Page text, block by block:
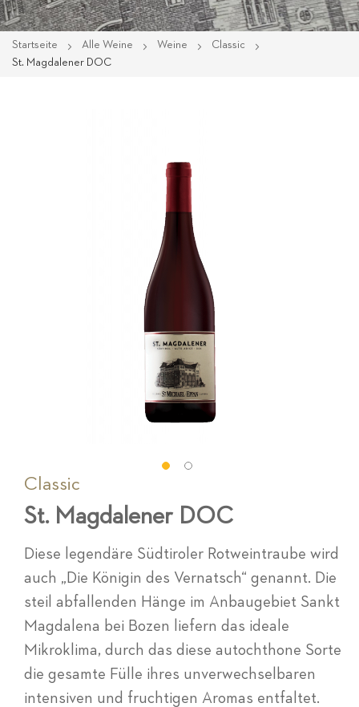
Startseite Alle Weine Weine
Classic
St. Magdalener DOC
Classic
St. Magdalener DOC
Diese legendäre Südtiroler Rotweintraube wird
auch „Die Königin des Vernatsch“ genannt. Die
steil abfallenden Hänge im Anbaugebiet Sankt
Magdalena bei Bozen liefern das ideale
Mikroklima, durch das diese autochthone Sorte
die gesamte Fülle ihres unverwechselbaren
intensiven und fruchtigen Aromas entfaltet.
Zum
der
springen